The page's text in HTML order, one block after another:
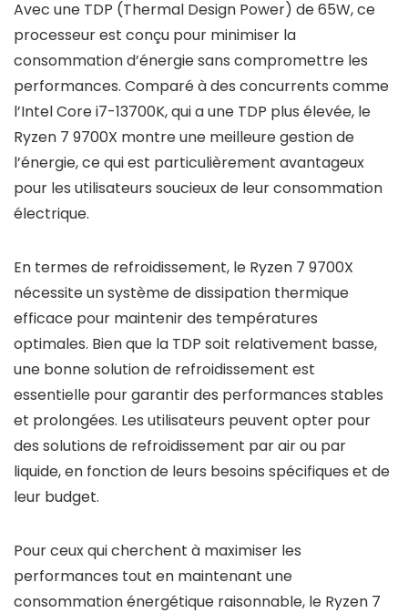
Avec une TDP (Thermal Design Power) de 65W, ce
processeur est conçu pour minimiser la
consommation d’énergie sans compromettre les
performances. Comparé à des concurrents comme
l’Intel Core i7-13700K, qui a une TDP plus élevée, le
Ryzen 7 9700X montre une meilleure gestion de
l’énergie, ce qui est particulièrement avantageux
pour les utilisateurs soucieux de leur consommation
électrique.
En termes de refroidissement, le Ryzen 7 9700X
nécessite un système de dissipation thermique
efficace pour maintenir des températures
optimales. Bien que la TDP soit relativement basse,
une bonne solution de refroidissement est
essentielle pour garantir des performances stables
et prolongées. Les utilisateurs peuvent opter pour
des solutions de refroidissement par air ou par
liquide, en fonction de leurs besoins spécifiques et de
leur budget.
Pour ceux qui cherchent à maximiser les
performances tout en maintenant une
consommation énergétique raisonnable, le Ryzen 7